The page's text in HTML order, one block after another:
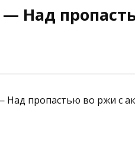
Над
Над пропастью во ржи с